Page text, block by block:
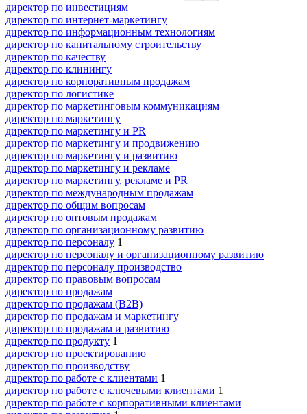
директор по инвестициям
директор по интернет-маркетингу
директор по информационным технологиям
директор по капитальному строительству
директор по качеству
директор по клинингу
директор по корпоративным продажам
директор по логистике
директор по маркетинговым коммуникациям
директор по маркетингу
директор по маркетингу и PR
директор по маркетингу и продвижению
директор по маркетингу и развитию
директор по маркетингу и рекламе
директор по маркетингу, рекламе и PR
директор по международным продажам
директор по общим вопросам
директор по оптовым продажам
директор по организационному развитию
директор по персоналу 1
директор по персоналу и организационному развитию
директор по персоналу производство
директор по правовым вопросам
директор по продажам
директор по продажам (B2B)
директор по продажам и маркетингу
директор по продажам и развитию
директор по продукту 1
директор по проектированию
директор по производству
директор по работе с клиентами 1
директор по работе с ключевыми клиентами 1
директор по работе с корпоративными клиентами